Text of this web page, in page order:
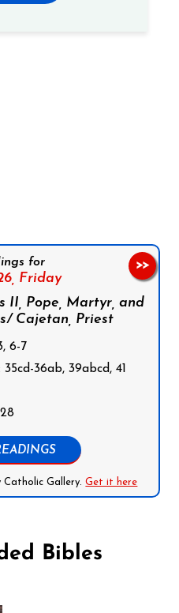
for
Friday
II, Pope, Martyr, and
Cajetan, Priest
6-7
36ab, 39abcd, 41
Catholic Gallery.Get it here
>>
Bibles